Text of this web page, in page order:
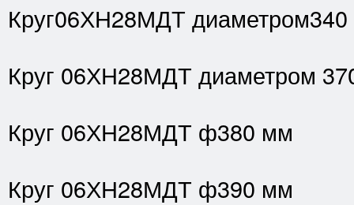
Круг06ХН28МДТ
Круг 06ХН28МДТ диаметром
Круг 06ХН28МДТ ф380 мм
Круг 06ХН28МДТ ф390 мм